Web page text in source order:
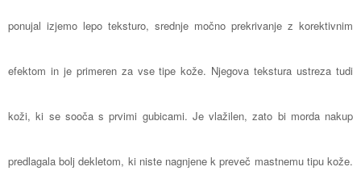
ponujal izjemo lepo teksturo, srednje močno prekrivanje z korektivnim
efektom in je primeren za vse tipe kože. Njegova tekstura ustreza tudi
koži, ki se sooča s prvimi gubicami. Je vlažilen, zato bi morda nakup
predlagala bolj dekletom, ki niste nagnjene k preveč mastnemu tipu kože.